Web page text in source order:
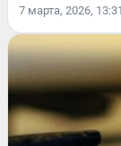
7 марта, 2026, 13:31